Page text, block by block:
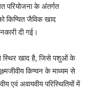
परियोजना के अंतर्गत
किण्वित जैविक खाद
दी गई।
स्थिर खाद है, जिसे पशुओं के
किण्वन के माध्यम से
एवं अवायवीय परिस्थितियों में